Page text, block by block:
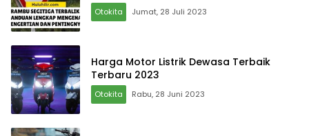
Otokita Jumat, 28 Juli 2023
Harga Motor Listrik Dewasa Terbaik
Terbaru 2023
Otokita Rabu, 28 Juni 2023